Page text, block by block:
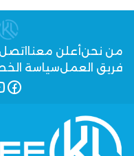
من نحنأعلن معنا اتصل
فريق العملسياسة